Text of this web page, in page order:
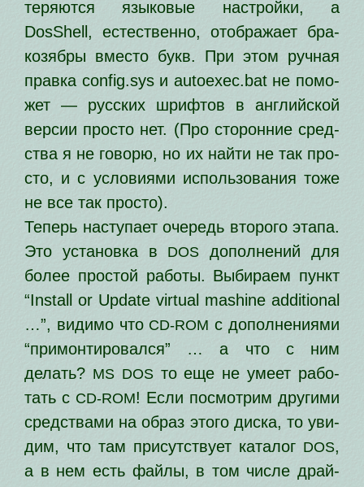
теря­ют­ся язы­ко­вые настрой­ки, а
DosShell, есте­ствен­но, отоб­ра­жа­ет бра­
ко­зяб­ры вме­сто букв. При этом руч­ная
прав­ка config.sys и autoexec.bat не помо­
жет — рус­ских шриф­тов в англий­ской
вер­сии про­сто нет. (Про сто­рон­ние сред­
ства я не гово­рю, но их най­ти не так про­
сто, и с усло­ви­я­ми исполь­зо­ва­ния тоже
не все так просто).
Теперь насту­па­ет оче­редь вто­ро­го эта­па.
Это уста­нов­ка в DOS допол­не­ний для
более про­стой рабо­ты. Выбираем пункт
“Install or Update virtual mashine additional
…”, види­мо что CD-ROM с допол­не­ни­я­ми
“при­мон­ти­ро­вал­ся” … а что с ним
делать? MS DOSто еще не уме­ет рабо­
тать с CD-ROM! Если посмот­рим дру­ги­ми
сред­ства­ми на образ это­го дис­ка, то уви­
дим, что там при­сут­ству­ет ката­лог DOS,
а в нем есть фай­лы, в том чис­ле драй­